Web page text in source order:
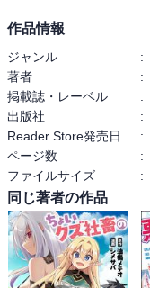
作品情報
ジャンル :
著者
:
掲載誌・レーベル
:
出版社
:
Reader Store発売日
:
ページ数
:
ファイルサイズ
:
同じ著者の作品